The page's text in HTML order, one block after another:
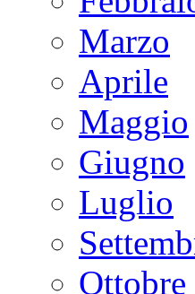
Marzo
Aprile
Maggio
Giugno
Luglio
Ottobre